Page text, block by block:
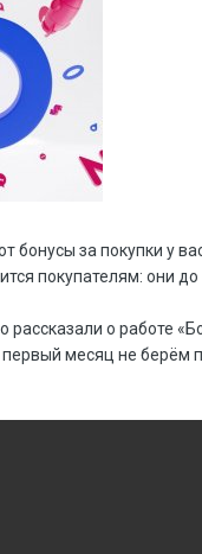
бонусы за покупки у
покупателям: они
рассказали о работе
месяц не берём